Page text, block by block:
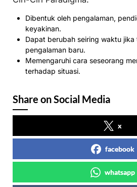
Dibentuk oleh pengalaman,
keyakinan.
Dapat berubah seiring waktu
pengalaman baru.
Memengaruhi cara seseorang
terhadap situasi.
Share on Social Media
x
facebook
whatsapp